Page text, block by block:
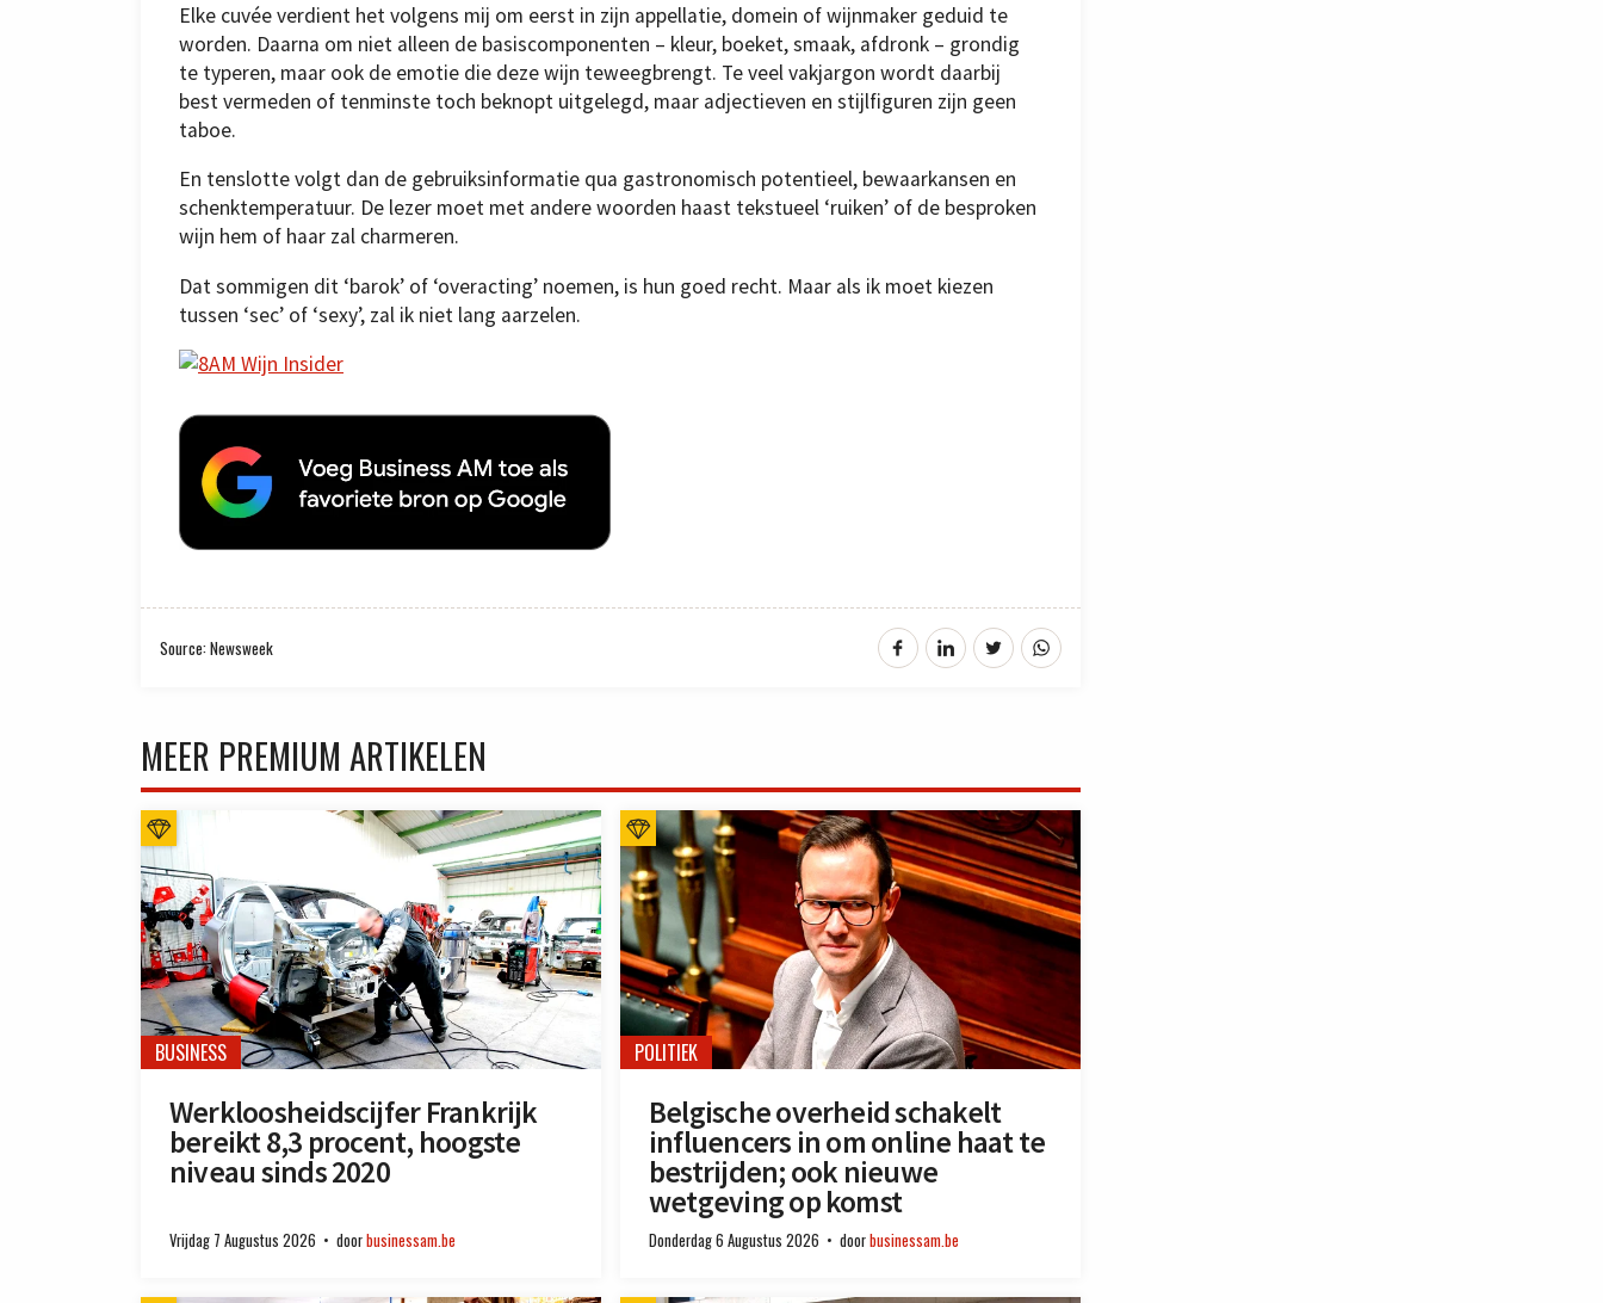
Elke cuvée verdient het volgens mij om eerst in zijn appellatie, domein of wijnmaker geduid te
worden. Daarna om niet alleen de basiscomponenten – kleur, boeket, smaak, afdronk – grondig
te typeren, maar ook de emotie die deze wijn teweegbrengt. Te veel vakjargon wordt daarbij
best vermeden of tenminste toch beknopt uitgelegd, maar adjectieven en stijlfiguren zijn geen
taboe.
En tenslotte volgt dan de gebruiksinformatie qua gastronomisch potentieel, bewaarkansen en
schenktemperatuur. De lezer moet met andere woorden haast tekstueel ‘ruiken’ of de besproken
wijn hem of haar zal charmeren.
Dat sommigen dit ‘barok’ of ‘overacting’ noemen, is hun goed recht. Maar als ik moet kiezen
tussen ‘sec’ of ‘sexy’, zal ik niet lang aarzelen.
Source: Newsweek
MEER PREMIUM ARTIKELEN
BUSINESS
Werkloosheidscijfer Frankrijk
bereikt 8,3 procent, hoogste
niveau sinds 2020
Vrijdag 7 Augustus 2026 doorbusinessam.be
POLITIEK
Belgische overheid schakelt
influencers in om online haat te
bestrijden; ook nieuwe
wetgeving op komst
Donderdag 6 Augustus 2026 doorbusinessam.be